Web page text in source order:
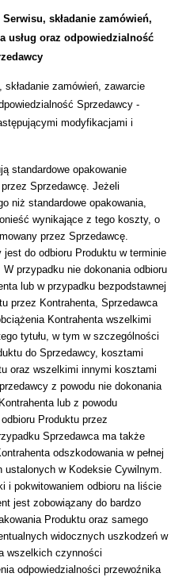
składanie zamówień,
usług oraz odpowiedzialność
zamówień, zawarcie
Sprzedawcy -
modyfikacjami i
standardowe opakowanie
Sprzedawcę. Jeżeli
niż standardowe opakowania,
wynikające z tego koszty, o
przez Sprzedawcę.
jest do odbioru Produktu w terminie
przypadku nie dokonania odbioru
lub w przypadku bezpodstawnej
przez Kontrahenta, Sprzedawca
Kontrahenta wszelkimi
tytułu, w tym w szczególności
do Sprzedawcy, kosztami
oraz wszelkimi innymi kosztami
z powodu nie dokonania
lub z powodu
Produktu przez
Sprzedawca ma także
odszkodowania w pełnej
w Kodeksie Cywilnym.
i pokwitowaniem odbioru na liście
jest zobowiązany do bardzo
Produktu oraz samego
widocznych uszkodzeń w
wszelkich czynności
odpowiedzialności przewoźnika